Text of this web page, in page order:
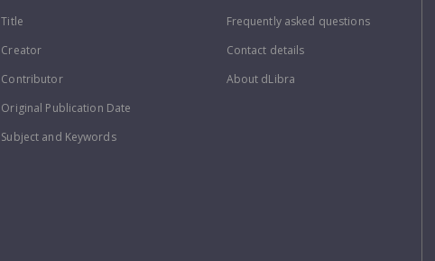
Title
Creator
Contributor
Original Publication Date
Subject and Keywords
Frequently asked questions
Contact details
About dLibra